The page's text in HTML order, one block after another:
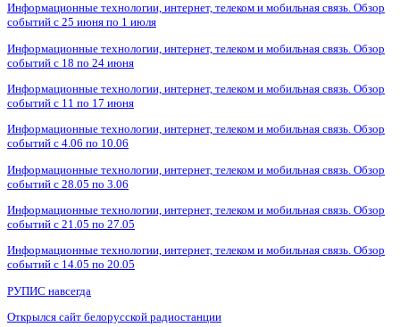
Информационные технологии, интернет, телеком и мобильная связь. Обзор
событий с 25 июня по 1 июля
Информационные технологии, интернет, телеком и мобильная связь. Обзор
событий с 18 по 24 июня
Информационные технологии, интернет, телеком и мобильная связь. Обзор
событий с 11 по 17 июня
Информационные технологии, интернет, телеком и мобильная связь. Обзор
событий с 4.06 по 10.06
Информационные технологии, интернет, телеком и мобильная связь. Обзор
событий с 28.05 по 3.06
Информационные технологии, интернет, телеком и мобильная связь. Обзор
событий с 21.05 по 27.05
Информационные технологии, интернет, телеком и мобильная связь. Обзор
событий с 14.05 по 20.05
РУПИС навсегда
Открылся сайт белорусской радиостанции